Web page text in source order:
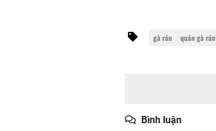
gà rán quán gà rán
Bình luận